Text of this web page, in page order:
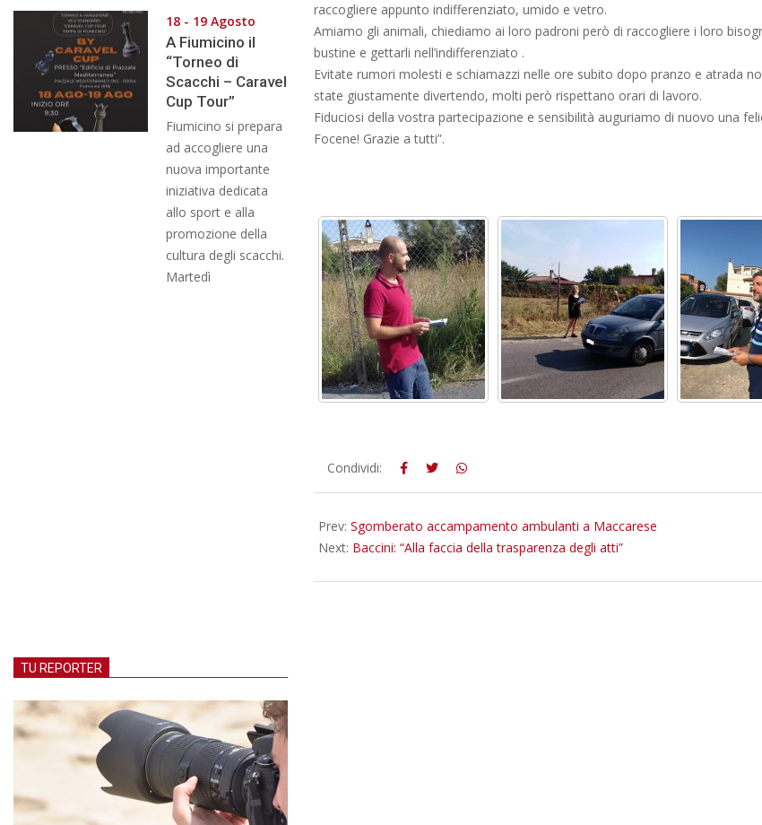
raccogliere appunto indifferenziato, umido e vetro.
Amiamo gli animali, chiediamo ai loro padroni però di raccogliere i loro
bustine e gettarli nell’indifferenziato .
Evitate rumori molesti e schiamazzi nelle ore subito dopo pranzo e atrada
state giustamente divertendo, molti però rispettano orari di lavoro.
Fiduciosi della vostra partecipazione e sensibilità auguriamo di nuovo una
Focene! Grazie a tutti”.
2018-
07-
Condividi:
Prev: Sgomberato accampamento ambulanti a Maccarese
Next: Baccini: “Alla faccia della trasparenza degli atti”
18 - 19 Agosto
A Fiumicino il
“Torneo di
Scacchi – Caravel
Cup Tour”
Fiumicino si prepara
ad accogliere una
nuova importante
iniziativa dedicata
allo sport e alla
promozione della
cultura degli scacchi.
Martedì
TU REPORTER